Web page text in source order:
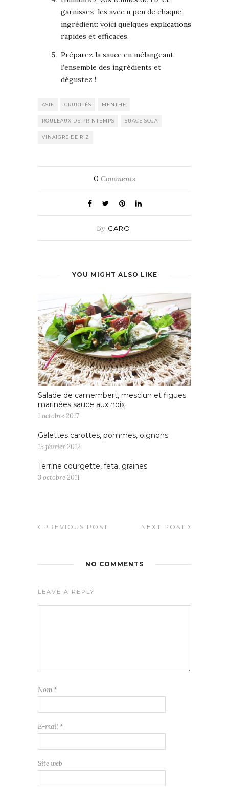
garnissez-les avec u peu de chaque
ingrédient: voici quelques explications
rapides et efficaces.
Préparez la sauce en mélangeant
l’ensemble des ingrédients et
dégustez !
ASIE CRUDITÉS MENTHE
ROULEAUX DE PRINTEMPS SUACE SOJA
VINAIGRE DE RIZ
0 Comments
By CARO
YOU MIGHT ALSO LIKE
Salade de camembert, mesclun et figues
marinées sauce aux noix
1 octobre 2017
Galettes carottes, pommes, oignons
15 février 2012
Terrine courgette, feta, graines
3 octobre 2011
PREVIOUS POST NEXT POST
NO COMMENTS
LEAVE A REPLY
Nom *
E-mail *
Site web